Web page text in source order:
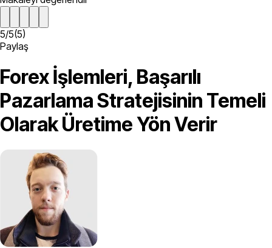
5/5(5)
Paylaş
Forex İşlemleri, Başarılı
Pazarlama Stratejisinin Temeli
Olarak Üretime Yön Verir